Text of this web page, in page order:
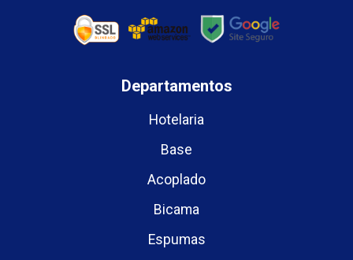
Departamentos
Hotelaria
Base
Acoplado
Bicama
Espumas